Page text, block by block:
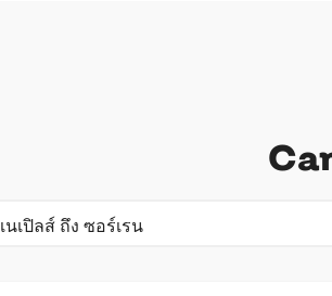
เนเปิลส์ ถึง ซอร์เรน